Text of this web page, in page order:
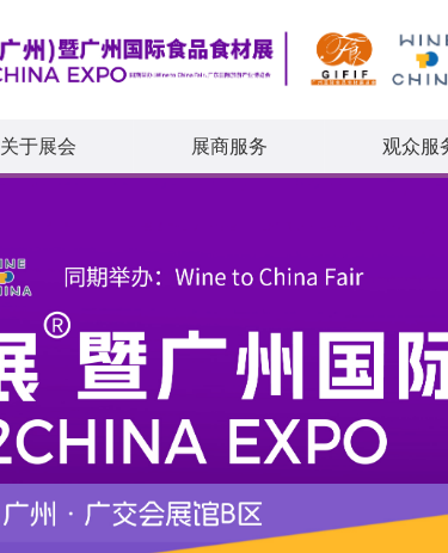
关于展会 展商服务 观众服